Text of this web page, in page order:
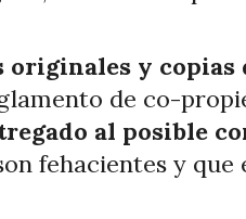
originales y
de co-
al posible
fehacientes y